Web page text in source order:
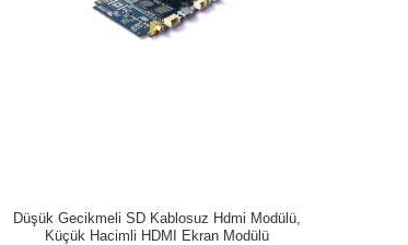
Düşük Gecikmeli SD Kablosuz Hdmi Modülü,
Küçük Hacimli HDMI Ekran Modülü